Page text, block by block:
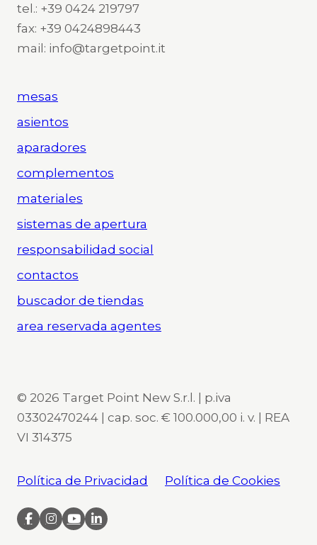
tel.: +39 0424 219797
fax: +39 0424898443
mail: info@targetpoint.it
mesas
asientos
aparadores
complementos
materiales
sistemas de apertura
responsabilidad social
contactos
buscador de tiendas
area reservada agentes
© 2026 Target Point New S.r.l. | p.iva
03302470244 | cap. soc. € 100.000,00 i. v. | REA
VI 314375
Política de Privacidad Política de Cookies